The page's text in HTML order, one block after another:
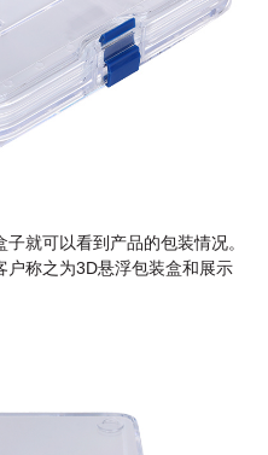
就可以看到产品的包装情况。
户称之为3D悬浮包装盒和展示